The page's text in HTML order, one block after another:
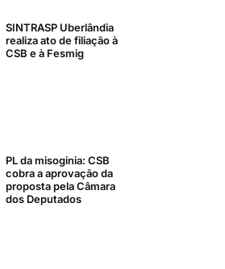
SINTRASP Uberlândia
realiza ato de filiação à
CSB e à Fesmig
PL da misoginia: CSB
cobra a aprovação da
proposta pela Câmara
dos Deputados